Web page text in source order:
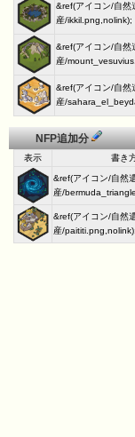
&ref(アイコン/自然
産/ikkil.png,nolink);
&ref(アイコン/自然
産/
&ref(アイコン/自然
産/
NFP追加分
表示 書き
&ref(アイコン/自然
産/
&ref(アイコン/自然
産/paititi.png,nolink);